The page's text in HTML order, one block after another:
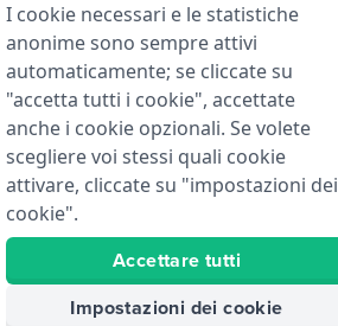
Must have
I cookie necessari e le statistiche
anonime sono sempre attivi
automaticamente; se cliccate su
"accetta tutti i cookie", accettate
anche i cookie opzionali. Se volete
scegliere voi stessi quali cookie
attivare, cliccate su "impostazioni dei
cookie".
Accettare tutti
Impostazioni dei cookie